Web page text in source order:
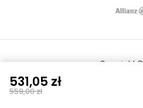
531,05 zł
559,00 zł
Copyright
Realizacja